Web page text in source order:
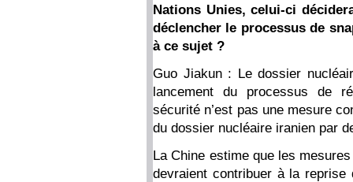
Nations Unies, celui-ci
déclencher le processus de
à ce sujet ?
Guo Jiakun : Le dossier
lancement du processus de
sécurité n’est pas une mesure
du dossier nucléaire iranien par
La Chine estime que les
devraient contribuer à la reprise